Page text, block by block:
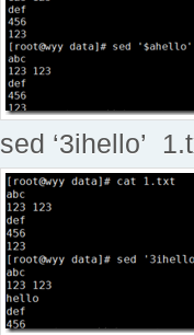
sed ‘3ihello’